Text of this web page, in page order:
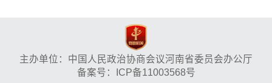
主办单位：中国人民政治协商会议河南省委员会办公厅
备案号：ICP备11003568号